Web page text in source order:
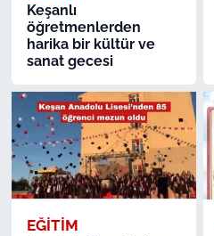
Keşanlı
öğretmenlerden
harika bir kültür ve
sanat gecesi
EĞİTİM